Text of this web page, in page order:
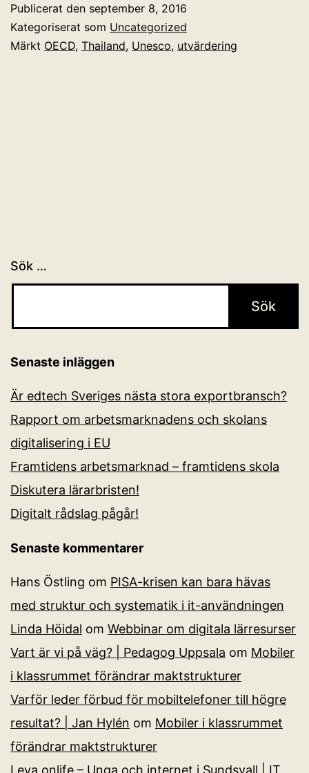
utbildningssystem
publicerad
Publicerat den september 8, 2016
Kategoriserat som Uncategorized
Märkt OECD, Thailand, Unesco, utvärdering
Sök …
Senaste inläggen
Är edtech Sveriges nästa stora exportbransch?
Rapport om arbetsmarknadens och skolans
digitalisering i EU
Framtidens arbetsmarknad – framtidens skola
Diskutera lärarbristen!
Digitalt rådslag pågår!
Senaste kommentarer
Hans Östling om PISA-krisen kan bara hävas
med struktur och systematik i it-användningen
Linda Höidal om Webbinar om digitala lärresurser
Vart är vi på väg? | Pedagog Uppsala om Mobiler
i klassrummet förändrar maktstrukturer
Varför leder förbud för mobiltelefoner till högre
resultat? | Jan Hylén om Mobiler i klassrummet
förändrar maktstrukturer